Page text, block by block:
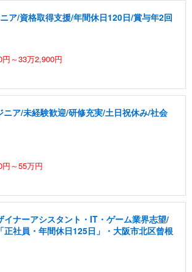
ア/資格取得支援/年間休日120日/賞与年2回
～33万2,900円
ア/未経験歓迎/研修充実/土日祝休み/社会
円～55万円
イナーアシスタント・IT・ゲーム業界志望/
正社員・年間休日125日」・大阪市北区曾根